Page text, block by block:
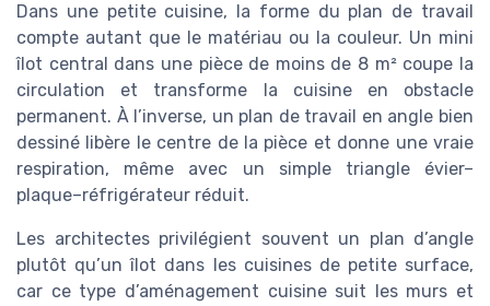
Dans une petite cuisine, la forme du plan de travail
compte autant que le matériau ou la couleur. Un mini
îlot central dans une pièce de moins de 8 m² coupe la
circulation et transforme la cuisine en obstacle
permanent. À l’inverse, un plan de travail en angle bien
dessiné libère le centre de la pièce et donne une vraie
respiration, même avec un simple triangle évier–
plaque–réfrigérateur réduit.
Les architectes privilégient souvent un plan d’angle
plutôt qu’un îlot dans les cuisines de petite surface,
car ce type d’aménagement cuisine suit les murs et